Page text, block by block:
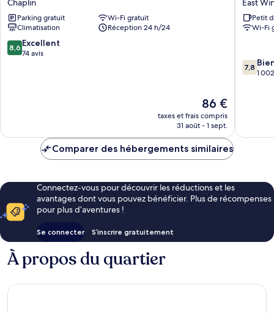
&
Suites
Chaplin
Parking gratuit
Wi-Fi gratuit
Climatisation
Réception 24 h/24
8.6
sur
8,6 Excellent
74 avis
Le
nouveau
prix
de
86 €
taxes et frais compris
31 août - 1 sept.
East
Windsor
-
Windsor
Petit
Wi-Fi
7.8
sur
7,8
1
Comparer des hébergements similaires
Connectez-vous pour découvrir les réductions et les
avantages dont vous pouvez bénéficier. Plus de récompenses
pour plus d’aventures !
Se connecter S’inscrire gratuitement
À propos du quartier